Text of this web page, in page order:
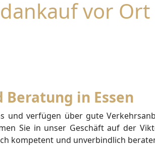
vor
in Essen
und verfügen über gute
Sie in unser Geschäft auf der
kompetent und unverbindlich